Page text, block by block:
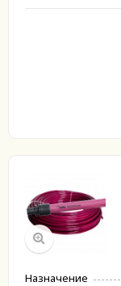
Назначение